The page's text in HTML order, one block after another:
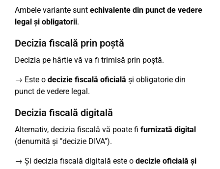
Ambele variante sunt echivalente din punct de vedere
legal și obligatorii.
Decizia fiscală prin poștă
Decizia pe hârtie vă va fi trimisă prin poștă.
→ Este o decizie fiscală oficială și obligatorie din
punct de vedere legal.
Decizia fiscală digitală
Alternativ, decizia fiscală vă poate fi furnizată digital
(denumită și "decizie DIVA").
→ Și decizia fiscală digitală este o decizie oficială și